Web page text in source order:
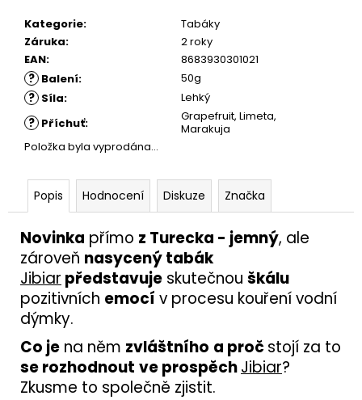
Kategorie:
Tabáky
Záruka:
2 roky
EAN: 8683930301021
? Balení: 50g
? Síla: Lehký
? Příchuť:
Grapefruit, Limeta,
Marakuja
Položka byla vyprodána…
Popis Hodnocení Diskuze Značka
Novinka přímo z Turecka - jemný, ale
zároveň nasycený tabák
Jibiar představuje skutečnou škálu
pozitivních emocí v procesu kouření vodní
dýmky.
Co je na něm zvláštního a proč stojí za to
se rozhodnout ve prospěchJibiar?
Zkusme to společně zjistit.